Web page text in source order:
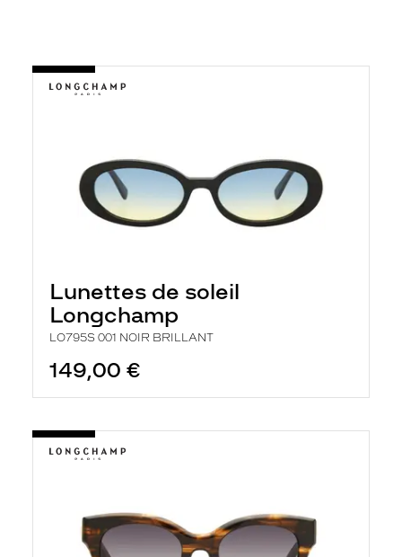
Lunettes de soleil
Longchamp
LO795S 001 NOIR BRILLANT
149,00 €